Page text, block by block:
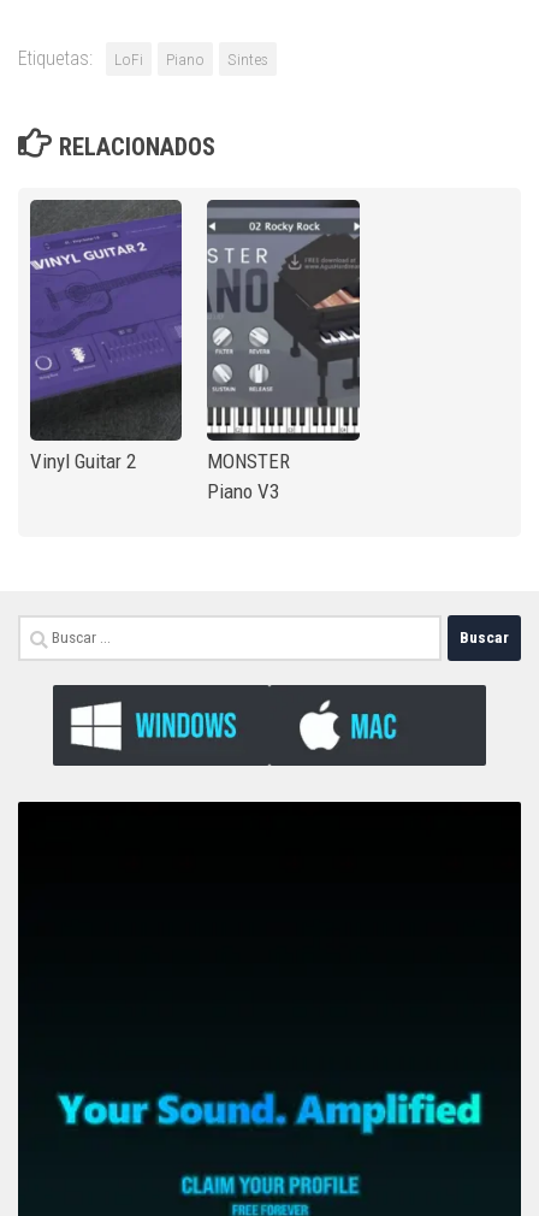
Etiquetas: LoFi Piano Sintes
RELACIONADOS
Vinyl Guitar 2
MONSTER
Piano V3
Buscar: